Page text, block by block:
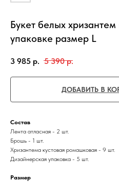
Букет белых
упаковке размер L
3 985 р. 5 390 р.
ДОБАВИТЬ В
Состав
Лента атласная - 2 шт.
Брошь - 1 шт.
Хризантема кустовая ромашковая - 9 шт.
Дизайнерская упаковка - 5 шт.
Размер